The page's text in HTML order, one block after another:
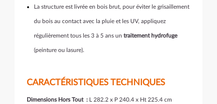
La structure est livrée en bois brut, pour éviter le grisaillement
du bois au contact avec la pluie et les UV, appliquez
régulièrement tous les 3 à 5 ans un traitement hydrofuge
(peinture ou lasure).
CARACTÉRISTIQUES TECHNIQUES
Dimensions Hors Tout : L 282.2 x P 240.4 x Ht 225.4 cm